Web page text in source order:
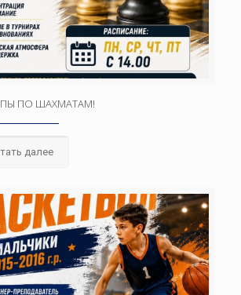
ПО ШАХМАТАМ!
далее